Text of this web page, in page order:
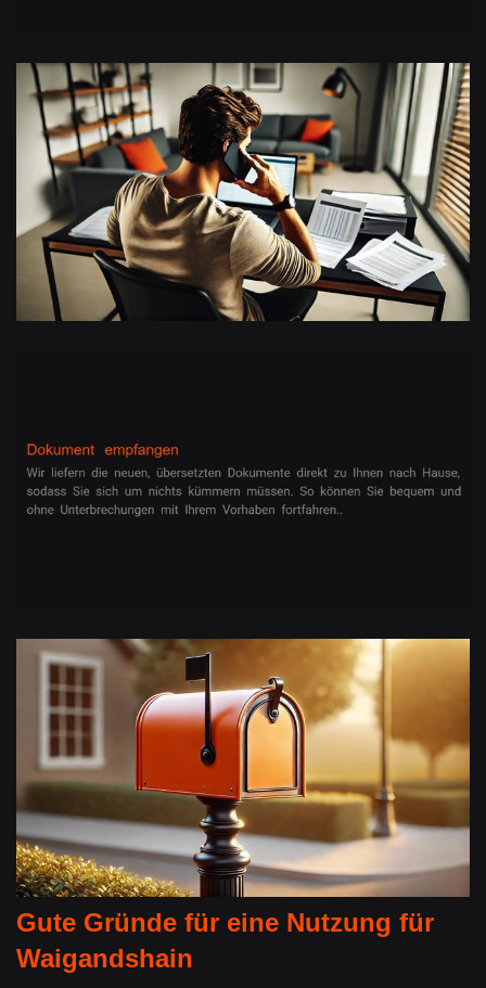
Gute Gründe für eine Nutzung für
Waigandshain